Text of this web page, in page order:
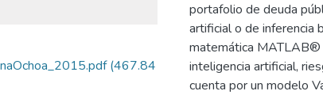
(467.84
portafolio de deuda
artificial o de inferencia
matemática MATLAB®
inteligencia artificial,
cuenta por un modelo